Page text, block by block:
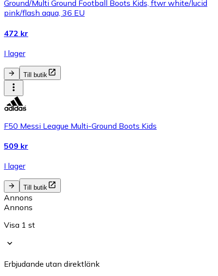
Ground/Multi Ground Football Boots Kids, ftwr white/lucid
pink/flash aqua, 36 EU
472 kr
I lager
Till butik
F50 Messi League Multi-Ground Boots Kids
509 kr
I lager
Till butik
Annons
Annons
Visa 1 st
Erbjudande utan direktlänk